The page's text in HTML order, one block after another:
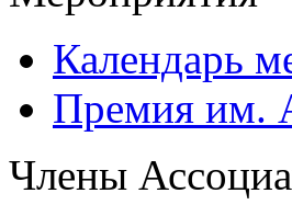
Календарь
Премия им.
Члены